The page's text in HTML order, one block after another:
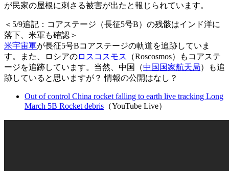
が民家の屋根に刺さる被害が出たと報じられています。
＜5/9追記：コアステージ（長征5号B）の残骸はインド洋に
落下、米軍も確認＞
米宇宙軍が長征5号Bコアステージの軌道を追跡していま
す。また、ロシアのロスコスモス
（Roscosmos）もコアステ
ージを追跡しています。当然、中国（中国国家航天局）も追
跡していると思いますが？ 情報の公開はなし？
Out of control China rocket falling to earth live tracking Long
March 5B Rocket debris （YouTube Live）